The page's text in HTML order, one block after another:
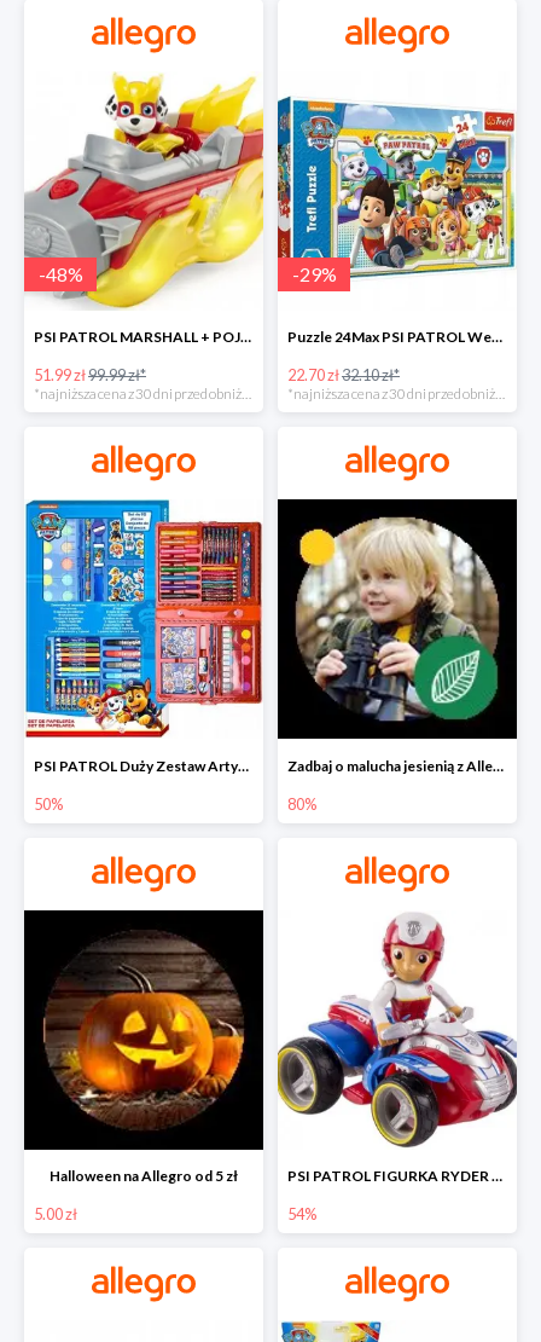
-48%
PSI PATROL MARSHALL + POJAZD WÓZ STRAŻACKI DŹWIĘK -48%
51.99 zł99.99 zł*
*najniższa cena z 30 dni przed obniżką
-29%
Puzzle 24Max PSI PATROL Wesoła drużyna TREFL -29%
22.70 zł32.10 zł*
*najniższa cena z 30 dni przed obniżką
PSI PATROL Duży Zestaw Artystyczny 52 elementy na piąty komplet -50%
50%
Zadbaj o malucha jesienią z Allegro do -80%
80%
Halloween na Allegro od 5 zł
5.00 zł
PSI PATROL FIGURKA RYDER + QUAD POJAZD RATUNKOWY -54%
54%